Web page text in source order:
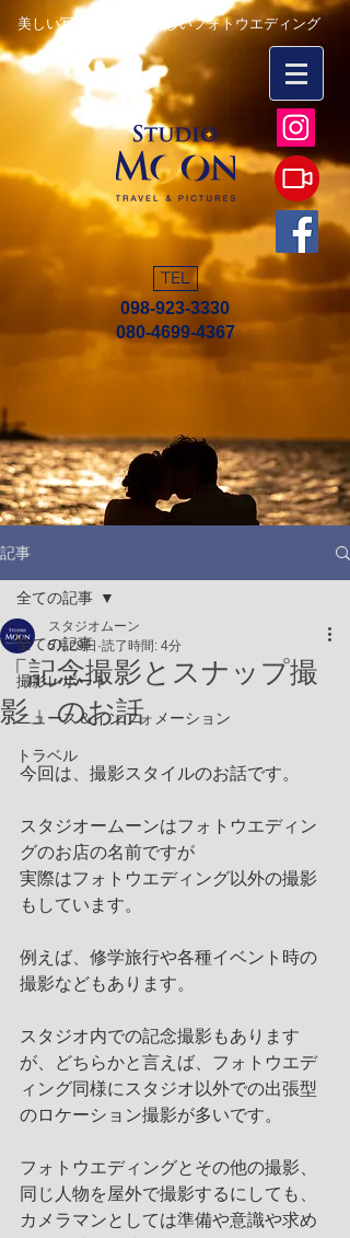
美しい写真を永遠に 楽しいフォトウエディング
TEL
098-923-3330
080-4699-4367
記事
全ての記事
撮影レポート
ニュース＆インフォメーション
トラベル
全ての記事
「記念撮影とスナップ撮
影」のお話
スタジオムーン
5月29日 読了時間: 4分
今回は、撮影スタイルのお話です。
スタジオームーンはフォトウエディン
グのお店の名前ですが
実際はフォトウエディング以外の撮影
もしています。
例えば、修学旅行や各種イベント時の
撮影などもあります。
スタジオ内での記念撮影もあります
が、どちらかと言えば、フォトウエデ
ィング同様にスタジオ以外での出張型
のロケーション撮影が多いです。
フォトウエディングとその他の撮影、
同じ人物を屋外で撮影するにしても、
カメラマンとしては準備や意識や求め